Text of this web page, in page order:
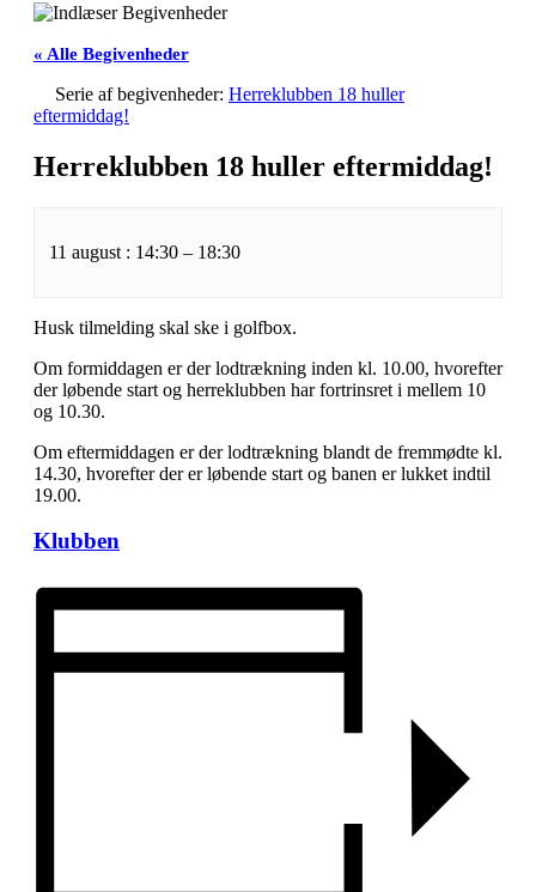
« Alle Begivenheder
Serie af begivenheder: Herreklubben 18 huller
eftermiddag!
Herreklubben 18 huller eftermiddag!
11 august : 14:30 – 18:30
Husk tilmelding skal ske i golfbox.
Om formiddagen er der lodtrækning inden kl. 10.00, hvorefter
der løbende start og herreklubben har fortrinsret i mellem 10
og 10.30.
Om eftermiddagen er der lodtrækning blandt de fremmødte kl.
14.30, hvorefter der er løbende start og banen er lukket indtil
19.00.
Klubben